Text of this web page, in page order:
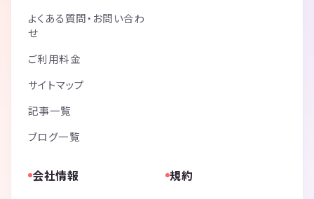
よくある質問・お問い合わ
せ
ご利用料金
サイトマップ
記事一覧
ブログ一覧
会社情報 規約